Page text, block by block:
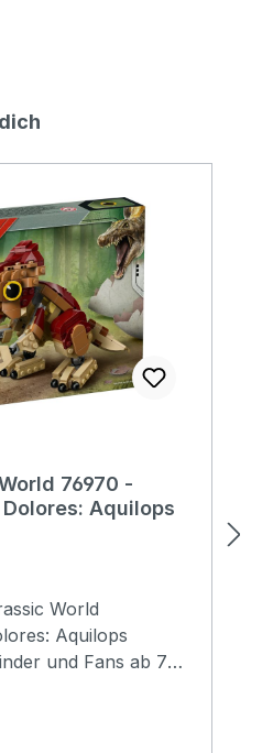
76970 -
Aquilops
World
Aquilops
und Fans ab 7